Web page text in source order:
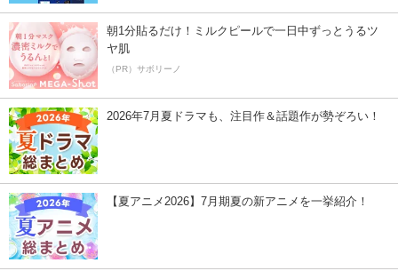
朝1分貼るだけ！ミルクピールで一日中ずっとうるツ
ヤ肌
（PR）サボリーノ
2026年7月夏ドラマも、注目作＆話題作が勢ぞろい！
【夏アニメ2026】7月期夏の新アニメを一挙紹介！